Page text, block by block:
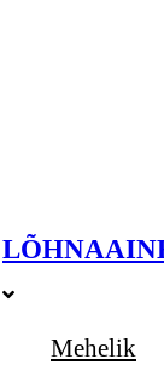
Mehelik